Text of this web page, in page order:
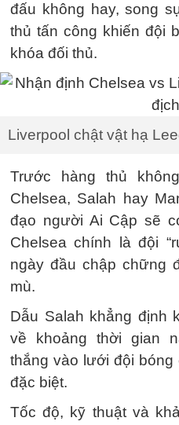
đấu không hay, song
thủ tấn công khiến đội
khóa đối thủ.
Liverpool chật vật hạ
Trước hàng thủ
Chelsea, Salah hay
đạo người Ai Cập sẽ
Chelsea chính là đội
ngày đầu chập chững
mù.
Dẫu Salah khẳng định
về khoảng thời gian
thắng vào lưới đội
đặc biệt.
Tốc độ, kỹ thuật và